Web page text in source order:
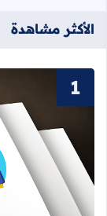
الأكثر مشاهدة